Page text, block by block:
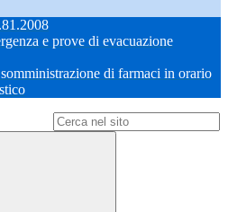
e prove di evacuazione
di farmaci in orario